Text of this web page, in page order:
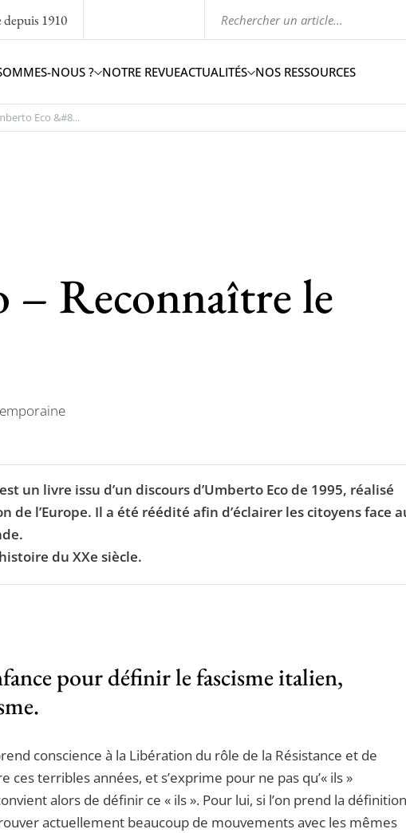
depuis 1910
NOUS ? NOTRE REVUEACTUALITÉS NOS RESSOURCES
Eco &#8...
– Reconnaître le
un livre issu d’un discours d’Umberto Eco de 1995, réalisé
de l’Europe. Il a été réédité afin d’éclairer les citoyens face
du XXe siècle.
pour définir le fascisme italien,
conscience à la Libération du rôle de la Résistance et de
ces terribles années, et s’exprime pour ne pas qu’« ils »
alors de définir ce « ils ». Pour lui, si l’on prend la définition
actuellement beaucoup de mouvements avec les mêmes